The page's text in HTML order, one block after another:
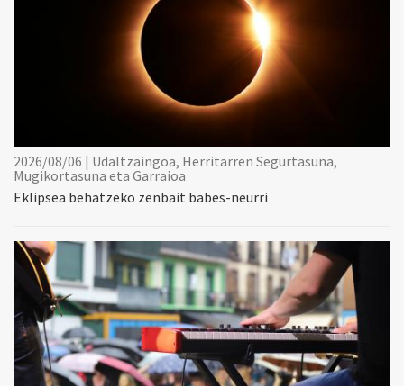
2026/08/06 | Udaltzaingoa, Herritarren Segurtasuna,
Mugikortasuna eta Garraioa
Eklipsea behatzeko zenbait babes-neurri